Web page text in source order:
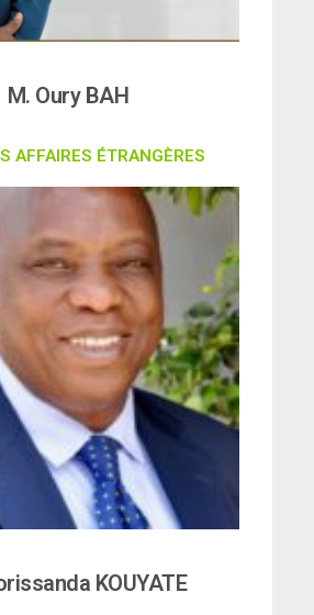
M. Oury BAH
AFFAIRES ÉTRANGÈRES
KOUYATE